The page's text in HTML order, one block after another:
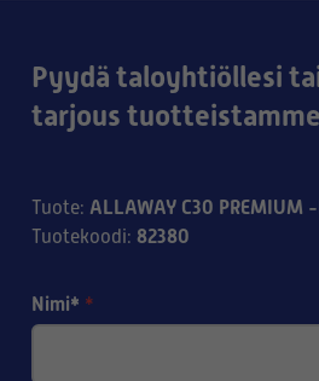
Pyydä taloyhtiöllesi
tarjous
Tuote: ALLAWAY C30 PREMIUM -
Tuotekoodi: 82380
Nimi* *